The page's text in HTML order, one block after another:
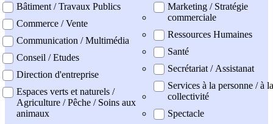
Bâtiment / Travaux Publics
Commerce / Vente
Communication / Multimédia
Conseil / Etudes
Direction d'entreprise
Espaces verts et naturels /
Agriculture / Pêche / Soins aux
animaux
Marketing / Stratégie
commerciale
Ressources Humaines
Santé
Secrétariat / Assistanat
Services à la personne / à la
collectivité
Spectacle